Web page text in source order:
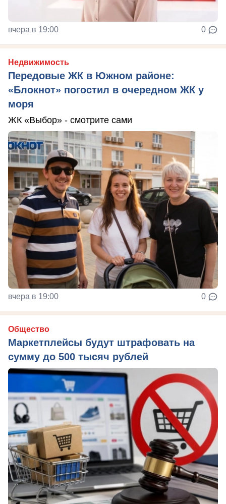
вчера в 19:00 0
Недвижимость
Передовые ЖК в Южном районе:
«Блокнот» погостил в очередном ЖК у
моря
ЖК «Выбор» - смотрите сами
вчера в 19:00 0
Общество
Маркетплейсы будут штрафовать на
сумму до 500 тысяч рублей